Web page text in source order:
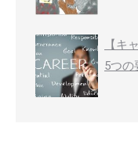
【キ
5つの